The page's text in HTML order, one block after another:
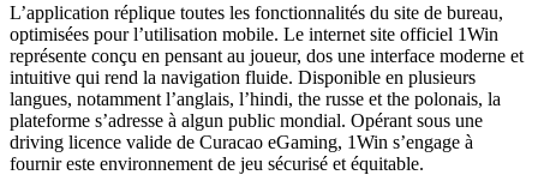
L’application réplique toutes les fonctionnalités du site de bureau,
optimisées pour l’utilisation mobile. Le internet site officiel 1Win
représente conçu en pensant au joueur, dos une interface moderne et
intuitive qui rend la navigation fluide. Disponible en plusieurs
langues, notamment l’anglais, l’hindi, the russe et the polonais, la
plateforme s’adresse à algun public mondial. Opérant sous une
driving licence valide de Curacao eGaming, 1Win s’engage à
fournir este environnement de jeu sécurisé et équitable.